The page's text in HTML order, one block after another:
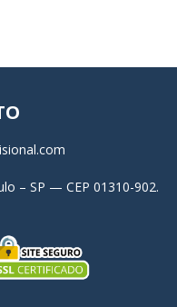
– SP — CEP 01310-902.